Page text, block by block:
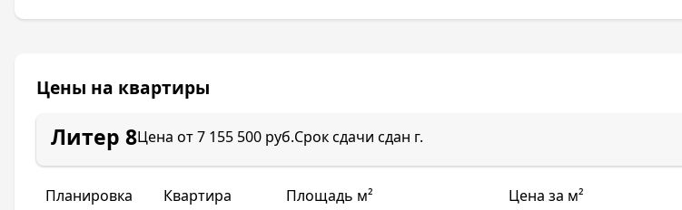
Представляем вашему вниманию современный жилой комплекс ЖК Ракурс,
них включает в себя по 16 этажей.
Так же эта строительная компания является застройщиком таких новостроек:
Внешняя и внутренняя инфраструктуры ЖК Ракурс очень хорошо развиты. В шаговой
от жилого комплекса находятся школы, поликлиники, детские сады. Можно легко
закрыт шлагбаумами, ведется видеонаблюдение. Имеются современные детские и
Цены на квартиры
Литер 8Цена от7 155 500 руб.Срок сдачи сдан г.
Планировка Квартира Площадь м² Цена за м²